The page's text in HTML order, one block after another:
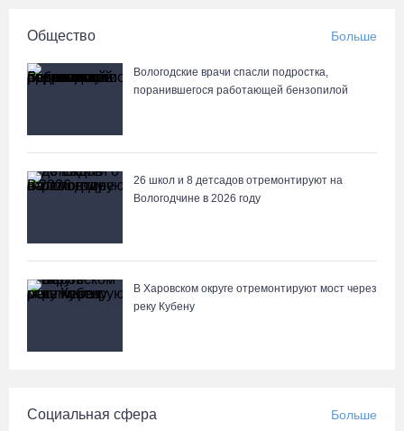
Курс на легитимность: на Вологодчине общественные
наблюдатели на выборах пройдут учебу
05.08.26 / 11:36
05.08.26 / 11:33
зарядки
В Вологде водитель «Лексуса» сбила во дворе мотоциклиста
Общество Больше
Вологодские врачи спасли подростка,
поранившегося работающей бензопилой
26 школ и 8 детсадов отремонтируют на
Вологодчине в 2026 году
В Харовском округе отремонтируют мост через
реку Кубену
Социальная сфера Больше